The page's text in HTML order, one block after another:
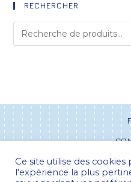
RECHERCHER
Ce site utilise des
l'expérience la plus